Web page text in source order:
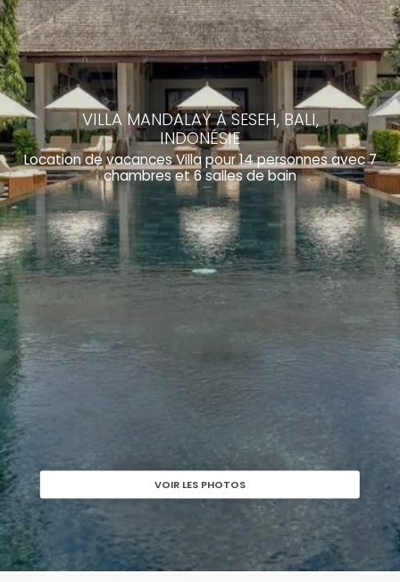
VILLA MANDALAY À SESEH, BALI,
INDONÉSIE
Location de vacances Villa pour 14 personnes avec 7
chambres et 6 salles de bain
VOIR LES PHOTOS